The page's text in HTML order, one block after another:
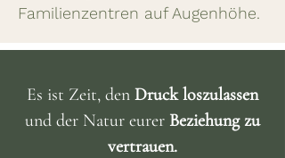
Familienzentren auf Augenhöhe.
Es ist Zeit, den Druck loszulassen
und der Natur eurer Beziehung zu
vertrauen.